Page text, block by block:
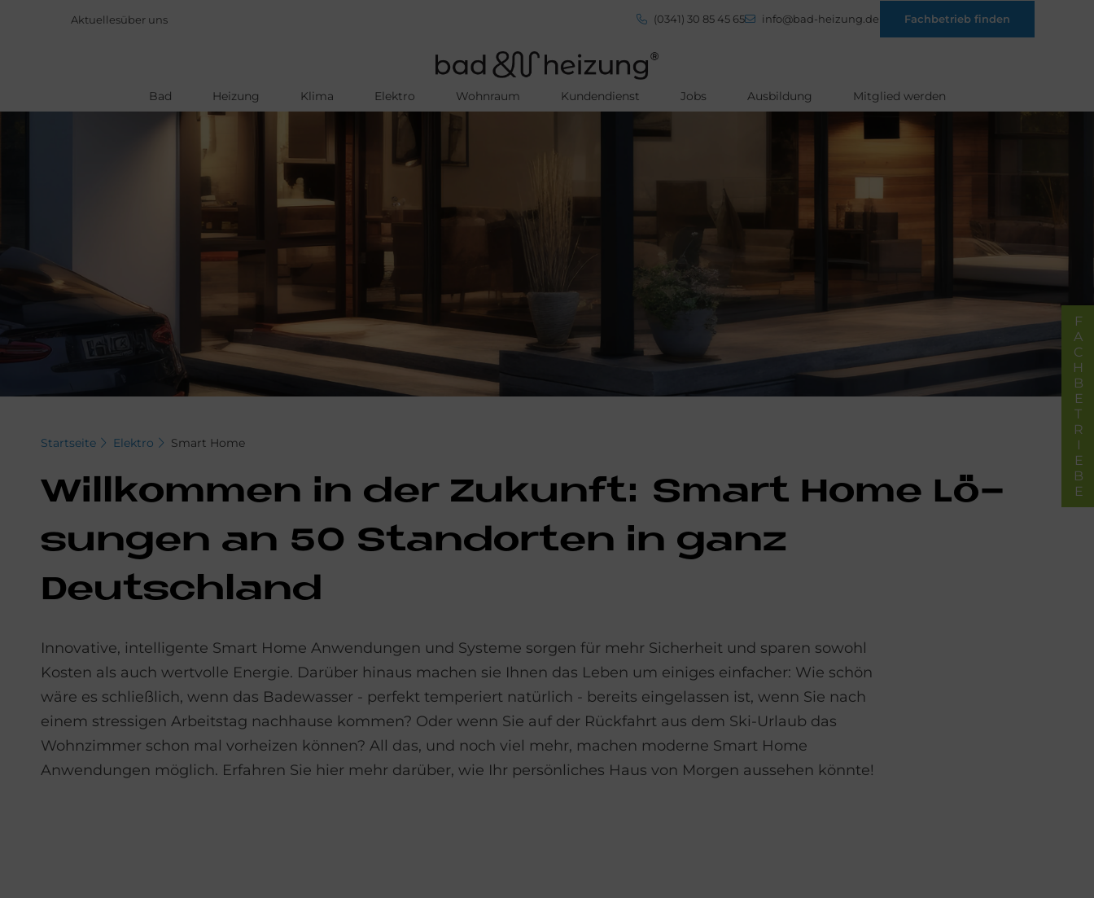
Aktuellesüber uns (0341) 30 85 45 65 info@bad-heizung.de Fachbetrieb finden
Bad Heizung Klima Elektro Wohnraum Kundendienst Jobs Ausbildung Mitglied werden
Startseite Elektro Smart Home
Will­kom­men in der Zu­kun­ft: Smart Home Lö­
sun­gen an 50 Stand­or­ten in ganz
Deutschland
Innovative, intelligente Smart Home Anwendungen und Systeme sorgen für mehr Sicherheit und sparen sowohl
Kosten als auch wertvolle Energie. Darüber hinaus machen sie Ihnen das Leben um einiges einfacher: Wie schön
wäre es schließlich, wenn das Badewasser - perfekt temperiert natürlich - bereits eingelassen ist, wenn Sie nach
einem stressigen Arbeitstag nachhause kommen? Oder wenn Sie auf der Rückfahrt aus dem Ski-Urlaub das
Wohnzimmer schon mal vorheizen können? All das, und noch viel mehr, machen moderne Smart Home
Anwendungen möglich. Erfahren Sie hier mehr darüber, wie Ihr persönliches Haus von Morgen aussehen könnte!
FACHBETRIEBE